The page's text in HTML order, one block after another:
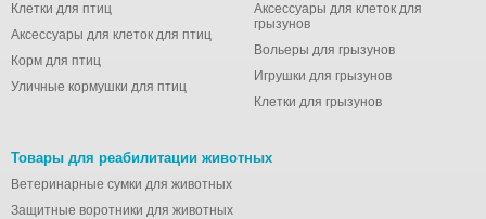
Клетки для птиц
Аксессуары для клеток для птиц
Корм для птиц
Уличные кормушки для птиц
Аксессуары для клеток для
грызунов
Вольеры для грызунов
Игрушки для грызунов
Клетки для грызунов
Товары для реабилитации животных
Ветеринарные сумки для животных
Защитные воротники для животных